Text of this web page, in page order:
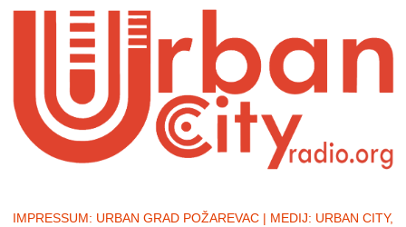
IMPRESSUM: URBAN GRAD POŽAREVAC | MEDIJ: URBAN CITY,